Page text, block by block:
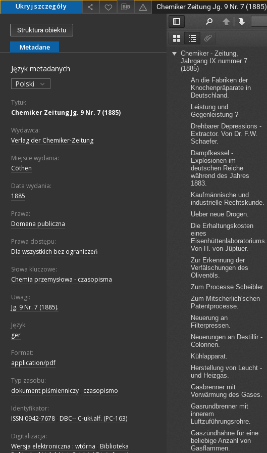
Ukryj szczegóły Chemiker Zeitung Jg. 9 Nr. 7 (1885)
Struktura obiektu
Metadane
Język metadanych
Polski
Tytuł:
Chemiker Zeitung Jg. 9 Nr. 7 (1885)
Wydawca:
Verlag der Chemiker-Zeitung
Miejsce wydania:
Cöthen
Data wydania:
1885
Prawa:
Domena publiczna
Prawa dostępu:
Dla wszystkich bez ograniczeń
Słowa kluczowe:
Chemia przemysłowa - czasopisma
Uwagi:
Jg. 9 Nr. 7 (1885).
Język:
ger
Format:
application/pdf
Typ zasobu:
dokument piśmienniczy czasopismo
Identyfikator:
ISSN 0942-7678 DBC-- C-ukł.alf. (PC-163)
Digitalizacja:
Wersja elektroniczna : wtórna
Biblioteka